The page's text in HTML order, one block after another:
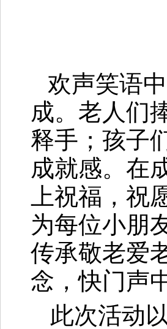
欢声笑语
成。老人们
释手；孩子
成就感。在
上祝福，祝
为每位小朋
传承敬老爱
念，快门声
此次活动